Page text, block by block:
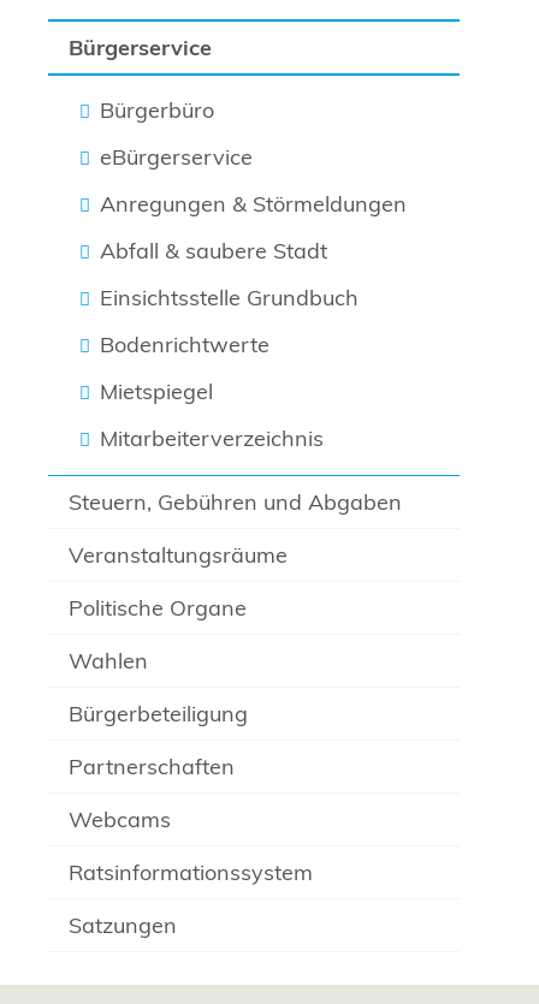
Bürgerservice
Bürgerbüro
eBürgerservice
Anregungen & Störmeldungen
Abfall & saubere Stadt
Einsichtsstelle Grundbuch
Bodenrichtwerte
Mietspiegel
Mitarbeiterverzeichnis
Steuern, Gebühren und Abgaben
Veranstaltungsräume
Politische Organe
Wahlen
Bürgerbeteiligung
Partnerschaften
Webcams
Ratsinformationssystem
Satzungen